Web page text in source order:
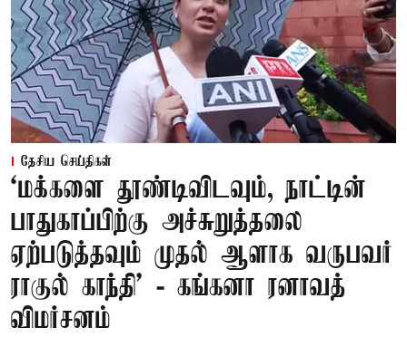
தேசிய செய்திகள்
‘மக்களை தூண்டிவிடவும், நாட்டின்
பாதுகாப்பிற்கு அச்சுறுத்தலை
ஏற்படுத்தவும் முதல் ஆளாக வருபவர்
ராகுல் காந்தி’ - கங்கனா ரனாவத்
விமர்சனம்